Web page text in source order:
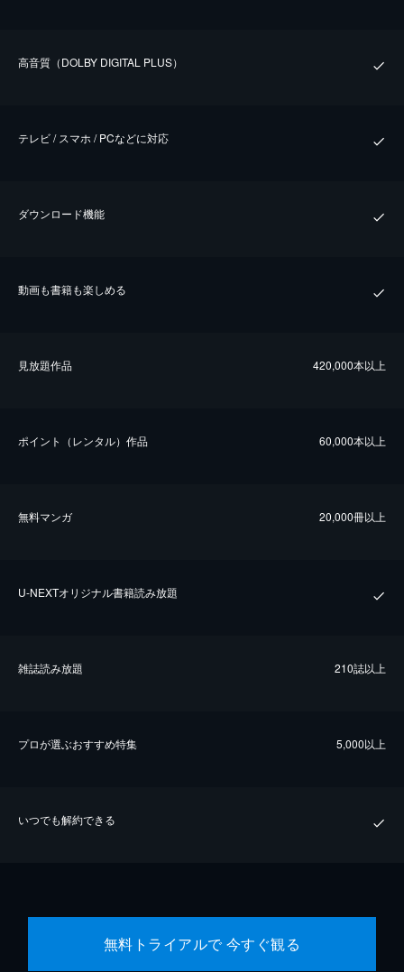
⾼⾳質（DOLBY DIGITAL PLUS）
テレビ / スマホ / PCなどに対応
ダウンロード機能
動画も書籍も楽しめる
⾒放題作品 420,000本以上
ポイント（レンタル）作品 60,000本以上
無料マンガ 20,000冊以上
U-NEXTオリジナル書籍読み放題
雑誌読み放題 210誌以上
プロが選ぶおすすめ特集 5,000以上
いつでも解約できる
無料トライアルで 今すぐ観る